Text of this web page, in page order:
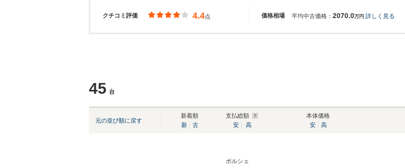
クチコミ評価 価格相場
4.4点 平均中古価格： 2070.0万円 詳しく見る
45 台
元の並び順に戻す
新着順
新
古
支払総額
安
高
本体価格
安
高
ポルシェ